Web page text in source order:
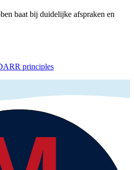
baat bij duidelijke afspraken en
principles